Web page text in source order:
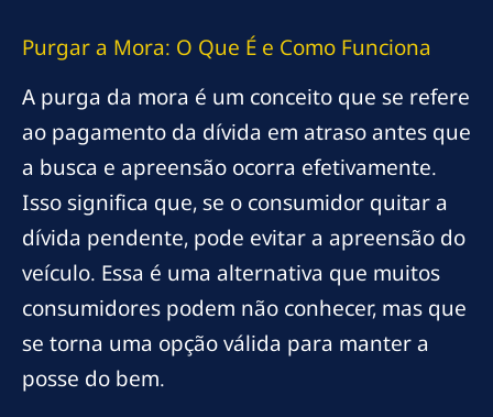
Purgar a Mora: O Que É e Como Funciona
A purga da mora é um conceito que se refere
ao pagamento da dívida em atraso antes que
a busca e apreensão ocorra efetivamente.
Isso significa que, se o consumidor quitar a
dívida pendente, pode evitar a apreensão do
veículo. Essa é uma alternativa que muitos
consumidores podem não conhecer, mas que
se torna uma opção válida para manter a
posse do bem.